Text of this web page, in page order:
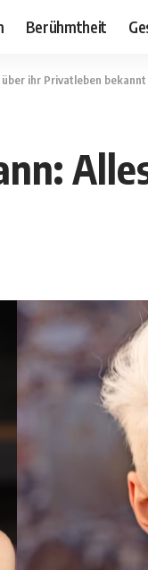
Berühmtheit
über ihr Privatleben